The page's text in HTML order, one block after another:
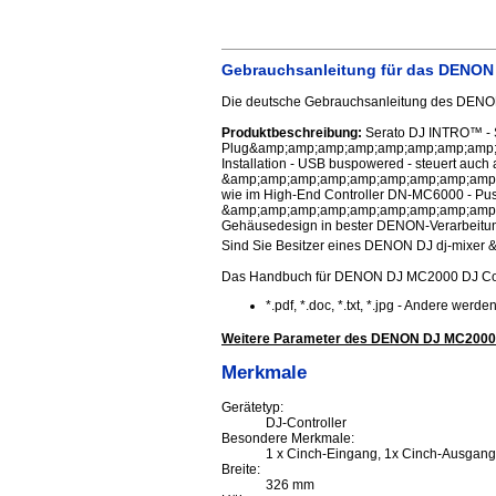
Gebrauchsanleitung für das
Die deutsche Gebrauchsanleitung des
Produktbeschreibung: Serato DJ INTRO™ - Software im Lieferumfang enthalten - entsprechende Beschriftung für höchste Bediensicherheit - einfache
Sind Sie Besitzer eines DENON DJ dj-mixer
Das Handbuch für DENON DJ MC2000 DJ
*.pdf, *.doc, *.txt, *.jpg - Andere
Weitere Parameter des DENON DJ
Merkmale
Gerätetyp:
DJ-Controller
Besondere Merkmale:
1 x Cinch-Eingang, 1x Cinch-
Breite:
326 mm